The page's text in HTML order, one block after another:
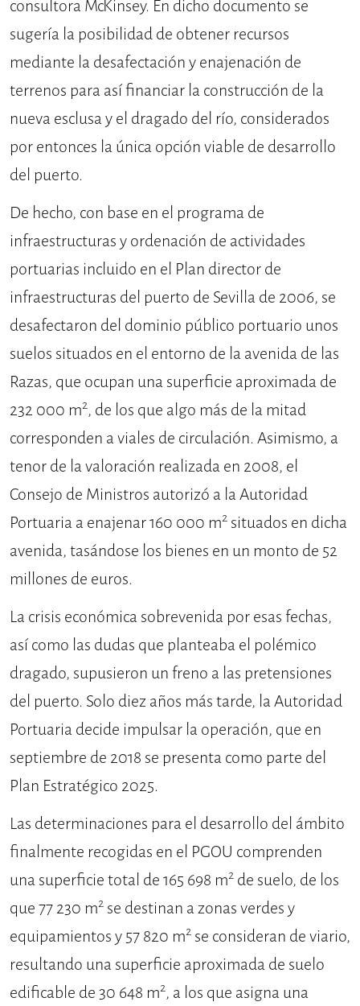
consultora McKinsey. En dicho documento se
sugería la posibilidad de obtener recursos
mediante la desafectación y enajenación de
terrenos para así financiar la construcción de la
nueva esclusa y el dragado del río, considerados
por entonces la única opción viable de desarrollo
del puerto.
De hecho, con base en el programa de
infraestructuras y ordenación de actividades
portuarias incluido en el Plan director de
infraestructuras del puerto de Sevilla de 2006, se
desafectaron del dominio público portuario unos
suelos situados en el entorno de la avenida de las
Razas, que ocupan una superficie aproximada de
232 000 m2, de los que algo más de la mitad
corresponden a viales de circulación. Asimismo, a
tenor de la valoración realizada en 2008, el
Consejo de Ministros autorizó a la Autoridad
Portuaria a enajenar 160 000 m2 situados en dicha
avenida, tasándose los bienes en un monto de 52
millones de euros.
La crisis económica sobrevenida por esas fechas,
así como las dudas que planteaba el polémico
dragado, supusieron un freno a las pretensiones
del puerto. Solo diez años más tarde, la Autoridad
Portuaria decide impulsar la operación, que en
septiembre de 2018 se presenta como parte del
Plan Estratégico 2025.
Las determinaciones para el desarrollo del ámbito
finalmente recogidas en el PGOU comprenden
una superficie total de 165 698 m2 de suelo, de los
que 77 230 m2 se destinan a zonas verdes y
equipamientos y 57 820 m2 se consideran de viario,
resultando una superficie aproximada de suelo
edificable de 30 648 m2, a los que asigna una